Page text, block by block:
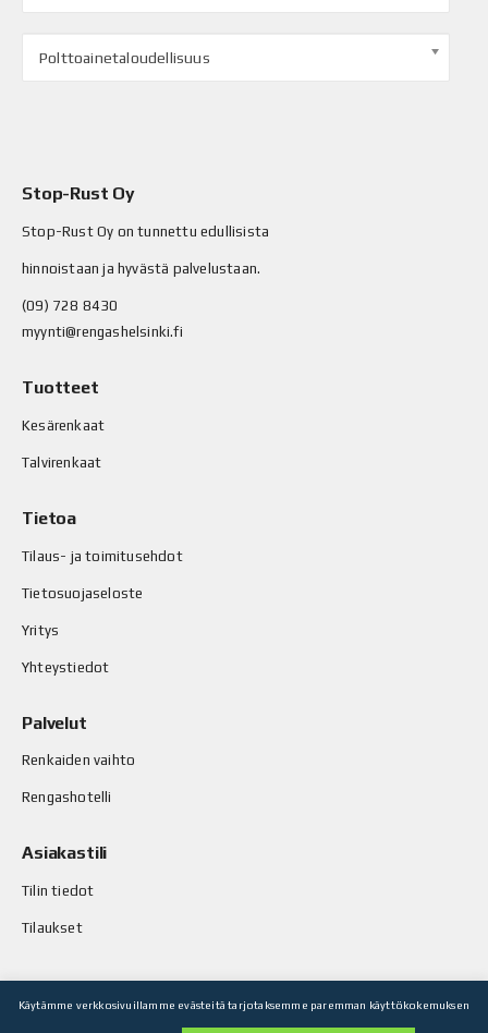
Polttoainetaloudellisuus
Stop-Rust Oy
Stop-Rust Oy on tunnettu edullisista
hinnoistaan ja hyvästä palvelustaan.
(09) 728 8430
myynti@rengashelsinki.fi
Tuotteet
Kesärenkaat
Talvirenkaat
Tietoa
Tilaus- ja toimitusehdot
Tietosuojaseloste
Yritys
Yhteystiedot
Palvelut
Renkaiden vaihto
Rengashotelli
Asiakastili
Tilin tiedot
Tilaukset
Käytämme verkkosivuillamme evästeitä tarjotaksemme paremman käyttökokemuksen